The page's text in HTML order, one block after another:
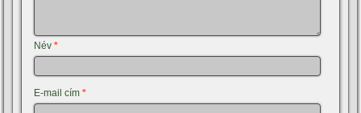
Név*
E-mail cím*